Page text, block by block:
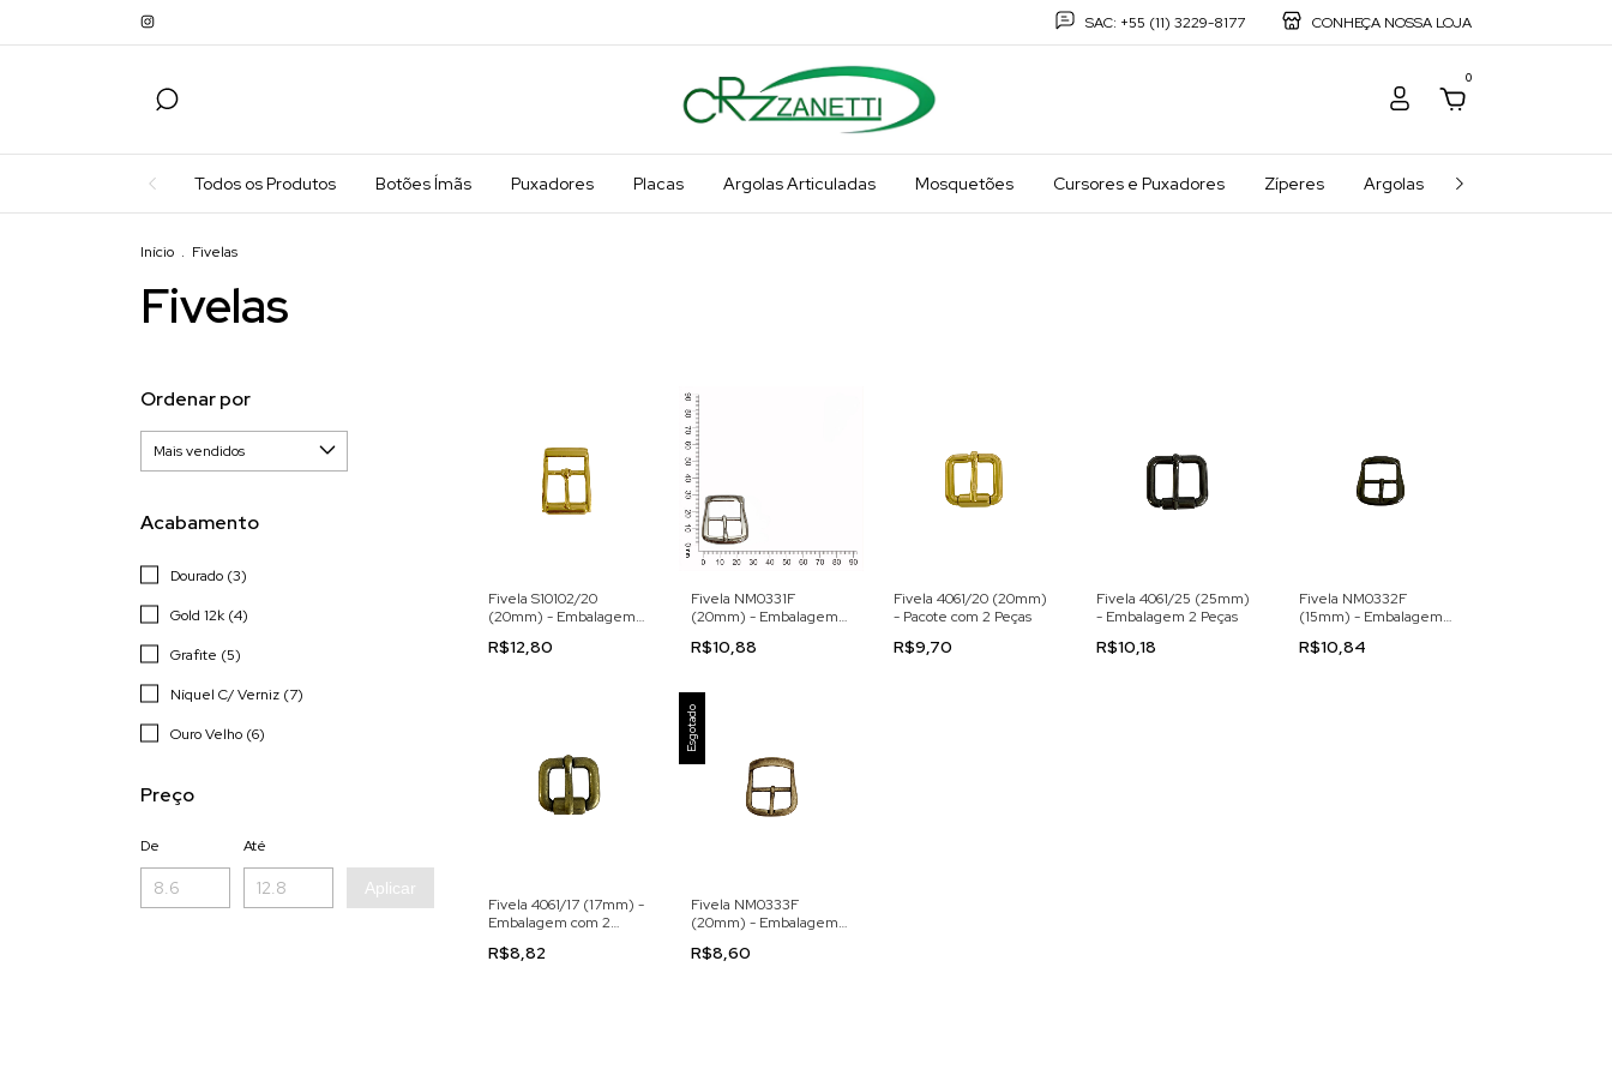
SAC: +55 (11) 3229-8177 CONHEÇA NOSSA LOJA
0
Todos os Produtos Botões Ímãs Puxadores Placas Argolas Articuladas Mosquetões Cursores e Puxadores Zíperes Argolas
Início . Fivelas
Fivelas
Ordenar por
Acabamento
Dourado (3)
Gold 12k (4)
Grafite (5)
Níquel C/ Verniz (7)
Ouro Velho (6)
Preço
De Até
Aplicar
Fivela S10102/20
(20mm) - Embalagem
R$12,80
Fivela NM0331F
(20mm) - Embalagem
R$10,88
Fivela 4061/20 (20mm)
- Pacote com 2 Peças
R$9,70
Fivela 4061/25 (25mm)
- Embalagem 2 Peças
R$10,18
Fivela NM0332F
(15mm) - Embalagem
R$10,84
Fivela 4061/17 (17mm) -
Embalagem com 2
R$8,82
Esgotado
Fivela NM0333F
(20mm) - Embalagem
R$8,60